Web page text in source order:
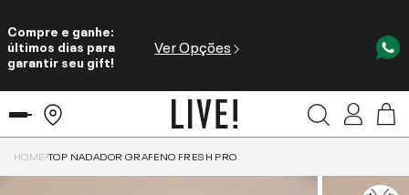
Compre e ganhe:
últimos dias para
garantir seu gift!
Ver Opções
HOME TOP NADADOR GRAFENO FRESH PRO